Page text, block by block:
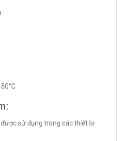
sử dụng trong các thiết bị